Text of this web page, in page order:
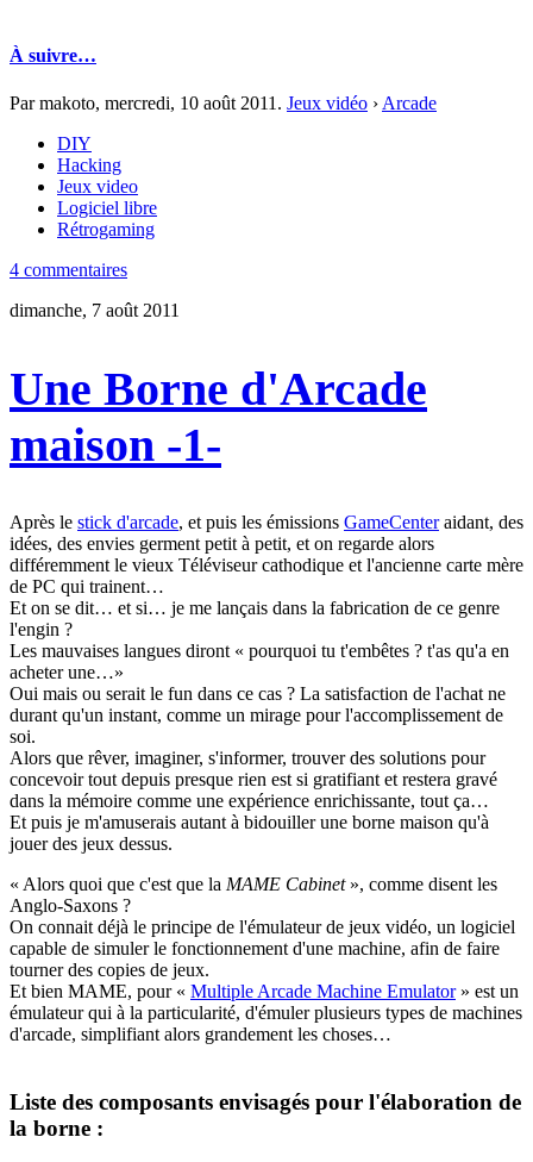
À suivre…
Par makoto, mercredi, 10 août 2011 . Jeux vidéo › Arcade
DIY
Hacking
Jeux video
Logiciel libre
Rétrogaming
4 commentaires
dimanche, 7 août 2011
Une Borne d'Arcade
maison -1-
Après le stick d'arcade, et puis les émissions GameCenteraidant, des
idées, des envies germent petit à petit, et on regarde alors
différemment le vieux Téléviseur cathodique et l'ancienne carte mère
de PC qui trainent…
Et on se dit… et si… je me lançais dans la fabrication de ce genre
l'engin ?
Les mauvaises langues diront « pourquoi tu t'embêtes ? t'as qu'a en
acheter une…»
Oui mais ou serait le fun dans ce cas ? La satisfaction de l'achat ne
durant qu'un instant, comme un mirage pour l'accomplissement de
soi.
Alors que rêver, imaginer, s'informer, trouver des solutions pour
concevoir tout depuis presque rien est si gratifiant et restera gravé
dans la mémoire comme une expérience enrichissante, tout ça…
Et puis je m'amuserais autant à bidouiller une borne maison qu'à
jouer des jeux dessus.
« Alors quoi que c'est que la MAME Cabinet», comme disent les
Anglo-Saxons ?
On connait déjà le principe de l'émulateur de jeux vidéo, un logiciel
capable de simuler le fonctionnement d'une machine, afin de faire
tourner des copies de jeux.
Et bien MAME, pour « Multiple Arcade Machine Emulator» est un
émulateur qui à la particularité, d'émuler plusieurs types de machines
d'arcade, simplifiant alors grandement les choses…
Liste des composants envisagés pour l'élaboration de
la borne :